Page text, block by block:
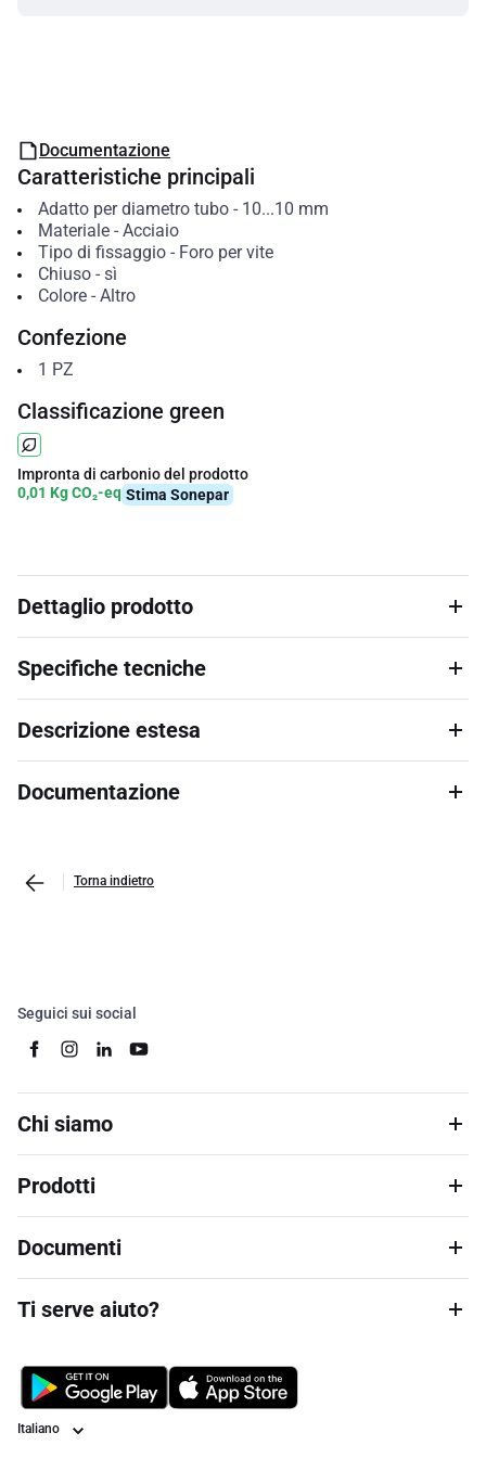
Documentazione
Caratteristiche principali
Adatto per diametro tubo- 10...10 mm
Materiale- Acciaio
Tipo di fissaggio- Foro per vite
Chiuso- sì
Colore- Altro
Confezione
1 PZ
Classificazione green
Impronta di carbonio del prodotto
0,01 Kg CO₂-eq Stima Sonepar
Dettaglio prodotto
Specifiche tecniche
Descrizione estesa
Documentazione
Torna indietro
Seguici sui social
Chi siamo
Prodotti
Documenti
Ti serve aiuto?
Lingua